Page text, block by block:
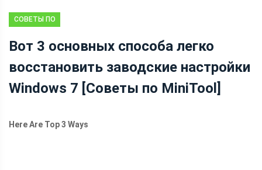
СОВЕТЫ ПО
КОПИРОВАНИЮ
Вот 3 основных способа легко
восстановить заводские настройки
Windows 7 [Советы по MiniTool]
Here Are Top 3 Ways